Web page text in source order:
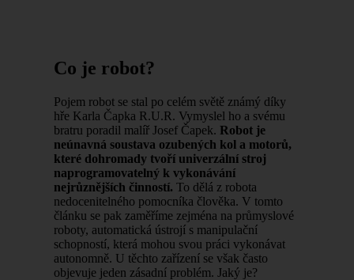
Co je robot?
Pojem robot se stal po celém světě známý díky
hře Karla Čapka R.U.R. Vymyslel ho a svému
bratru poradil malíř Josef Čapek. Robot je
neúnavná soustava ozubených kol a motorů,
které dohromady tvoří univerzální stroj
naprogramovatelný k vykonávání
nejrůznějších činností. To dělá z robota
nedocenitelného pomocníka člověka. V tomto
článku se pak zaměříme zejména na průmyslové
roboty, automatická ústrojí s manipulační
schopností, která mohou svou práci vykonávat
autonomně. U těchto zařízení se však často
objevuje jeden zásadní problém. Jaký je?